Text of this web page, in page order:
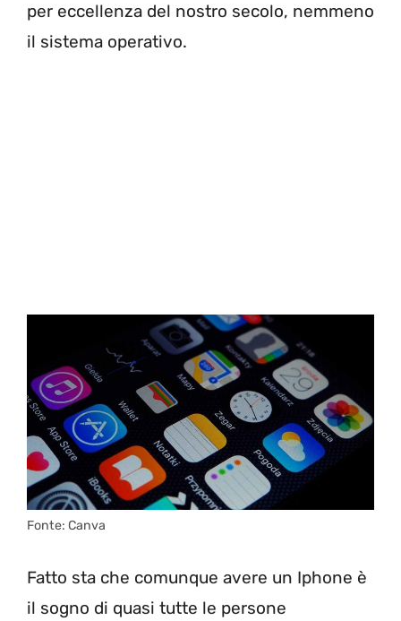
per eccellenza del nostro secolo, nemmeno
il sistema operativo.
Fonte: Canva
Fatto sta che comunque avere un Iphone è
il sogno di quasi tutte le persone